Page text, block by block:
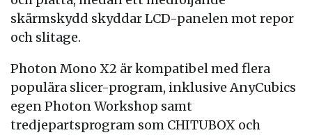
skärmskydd skyddar LCD-panelen mot repor
och slitage.
Photon Mono X2 är kompatibel med flera
populära slicer-program, inklusive AnyCubics
egen Photon Workshop samt
tredjepartsprogram som CHITUBOX och